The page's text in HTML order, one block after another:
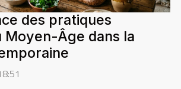
des pratiques
Moyen-Âge dans la